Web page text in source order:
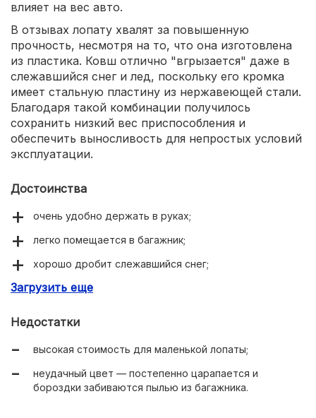
влияет на вес авто.
В отзывах лопату хвалят за повышенную
прочность, несмотря на то, что она изготовлена
из пластика. Ковш отлично "вгрызается" даже в
слежавшийся снег и лед, поскольку его кромка
имеет стальную пластину из нержавеющей стали.
Благодаря такой комбинации получилось
сохранить низкий вес приспособления и
обеспечить выносливость для непростых условий
эксплуатации.
Достоинства
очень удобно держать в руках;
легко помещается в багажник;
хорошо дробит слежавшийся снег;
малый вес;
Загрузить еще
Недостатки
высокая стоимость для маленькой лопаты;
неудачный цвет — постепенно царапается и
бороздки забиваются пылью из багажника.